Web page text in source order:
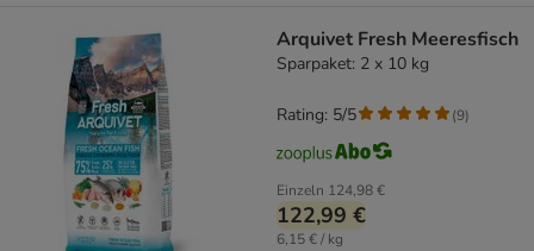
Arquivet Fresh Meeresfisch
Sparpaket: 2 x 10 kg
Einzeln 124,98 €
122,99 €
6,15 € / kg
Rating: 5/5 (9)